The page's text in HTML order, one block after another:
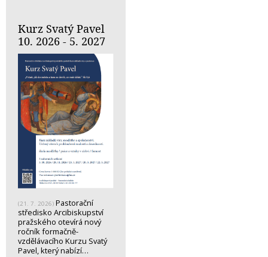
Kurz Svatý Pavel
10. 2026 - 5. 2027
(21. 7. 2026) Pastorační
středisko Arcibiskupství
pražského otevírá nový
ročník formačně-
vzdělávacího Kurzu Svatý
Pavel, který nabízí…